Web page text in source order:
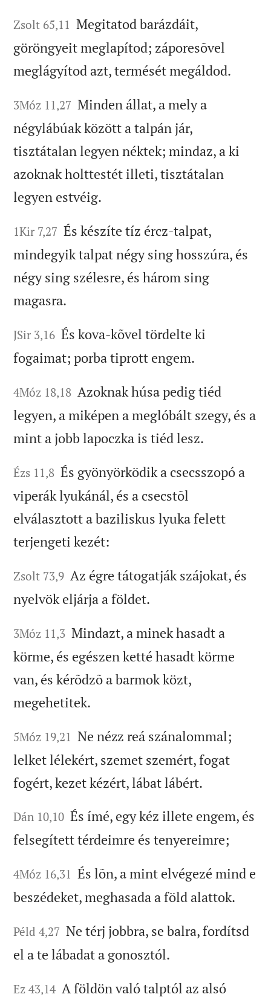
Zsolt 65,11 Megitatod barázdáit,
göröngyeit meglapítod; záporesõvel
meglágyítod azt, termését megáldod.
3Móz 11,27 Minden állat, a mely a
négylábúak között a talpán jár,
tisztátalan legyen néktek; mindaz, a ki
azoknak holttestét illeti, tisztátalan
legyen estvéig.
1Kir 7,27 És készíte tíz ércz-talpat,
mindegyik talpat négy sing hosszúra, és
négy sing szélesre, és három sing
magasra.
JSir 3,16 És kova-kõvel tördelte ki
fogaimat; porba tiprott engem.
4Móz 18,18 Azoknak húsa pedig tiéd
legyen, a miképen a meglóbált szegy, és a
mint a jobb lapoczka is tiéd lesz.
Ézs 11,8 És gyönyörködik a csecsszopó a
viperák lyukánál, és a csecstõl
elválasztott a baziliskus lyuka felett
terjengeti kezét:
Zsolt 73,9 Az égre tátogatják szájokat, és
nyelvök eljárja a földet.
3Móz 11,3 Mindazt, a minek hasadt a
körme, és egészen ketté hasadt körme
van, és kérõdzõ a barmok közt,
megehetitek.
5Móz 19,21 Ne nézz reá szánalommal;
lelket lélekért, szemet szemért, fogat
fogért, kezet kézért, lábat lábért.
Dán 10,10 És ímé, egy kéz illete engem, és
felsegített térdeimre és tenyereimre;
4Móz 16,31 És lõn, a mint elvégezé mind e
beszédeket, meghasada a föld alattok.
Péld 4,27 Ne térj jobbra, se balra, fordítsd
el a te lábadat a gonosztól.
Ez 43,14 A földön való talptól az alsó